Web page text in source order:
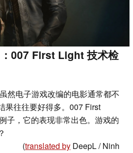
007 First Light 技术检
虽然电子游戏改编的电影通常都不
果往往要好得多。007 First
子，它的表现非常出色。游戏的
(translated by DeepL / Ninh